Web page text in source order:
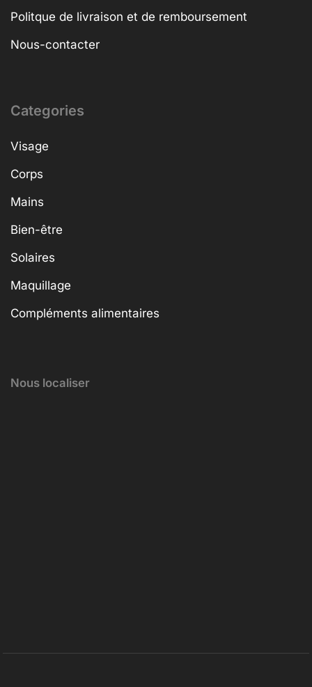
Politque de livraison et de remboursement
Nous-contacter
Categories
Visage
Corps
Mains
Bien-être
Solaires
Maquillage
Compléments alimentaires
Nous localiser